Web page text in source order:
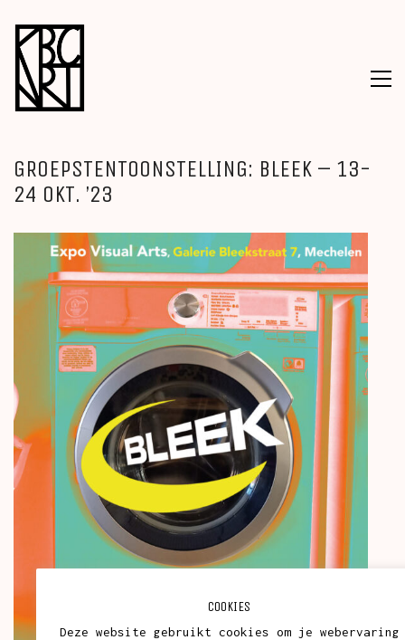
GROEPSTENTOONSTELLING: BLEEK – 13-
24 OKT. ’23
COOKIES
Deze website gebruikt cookies om je webervaring